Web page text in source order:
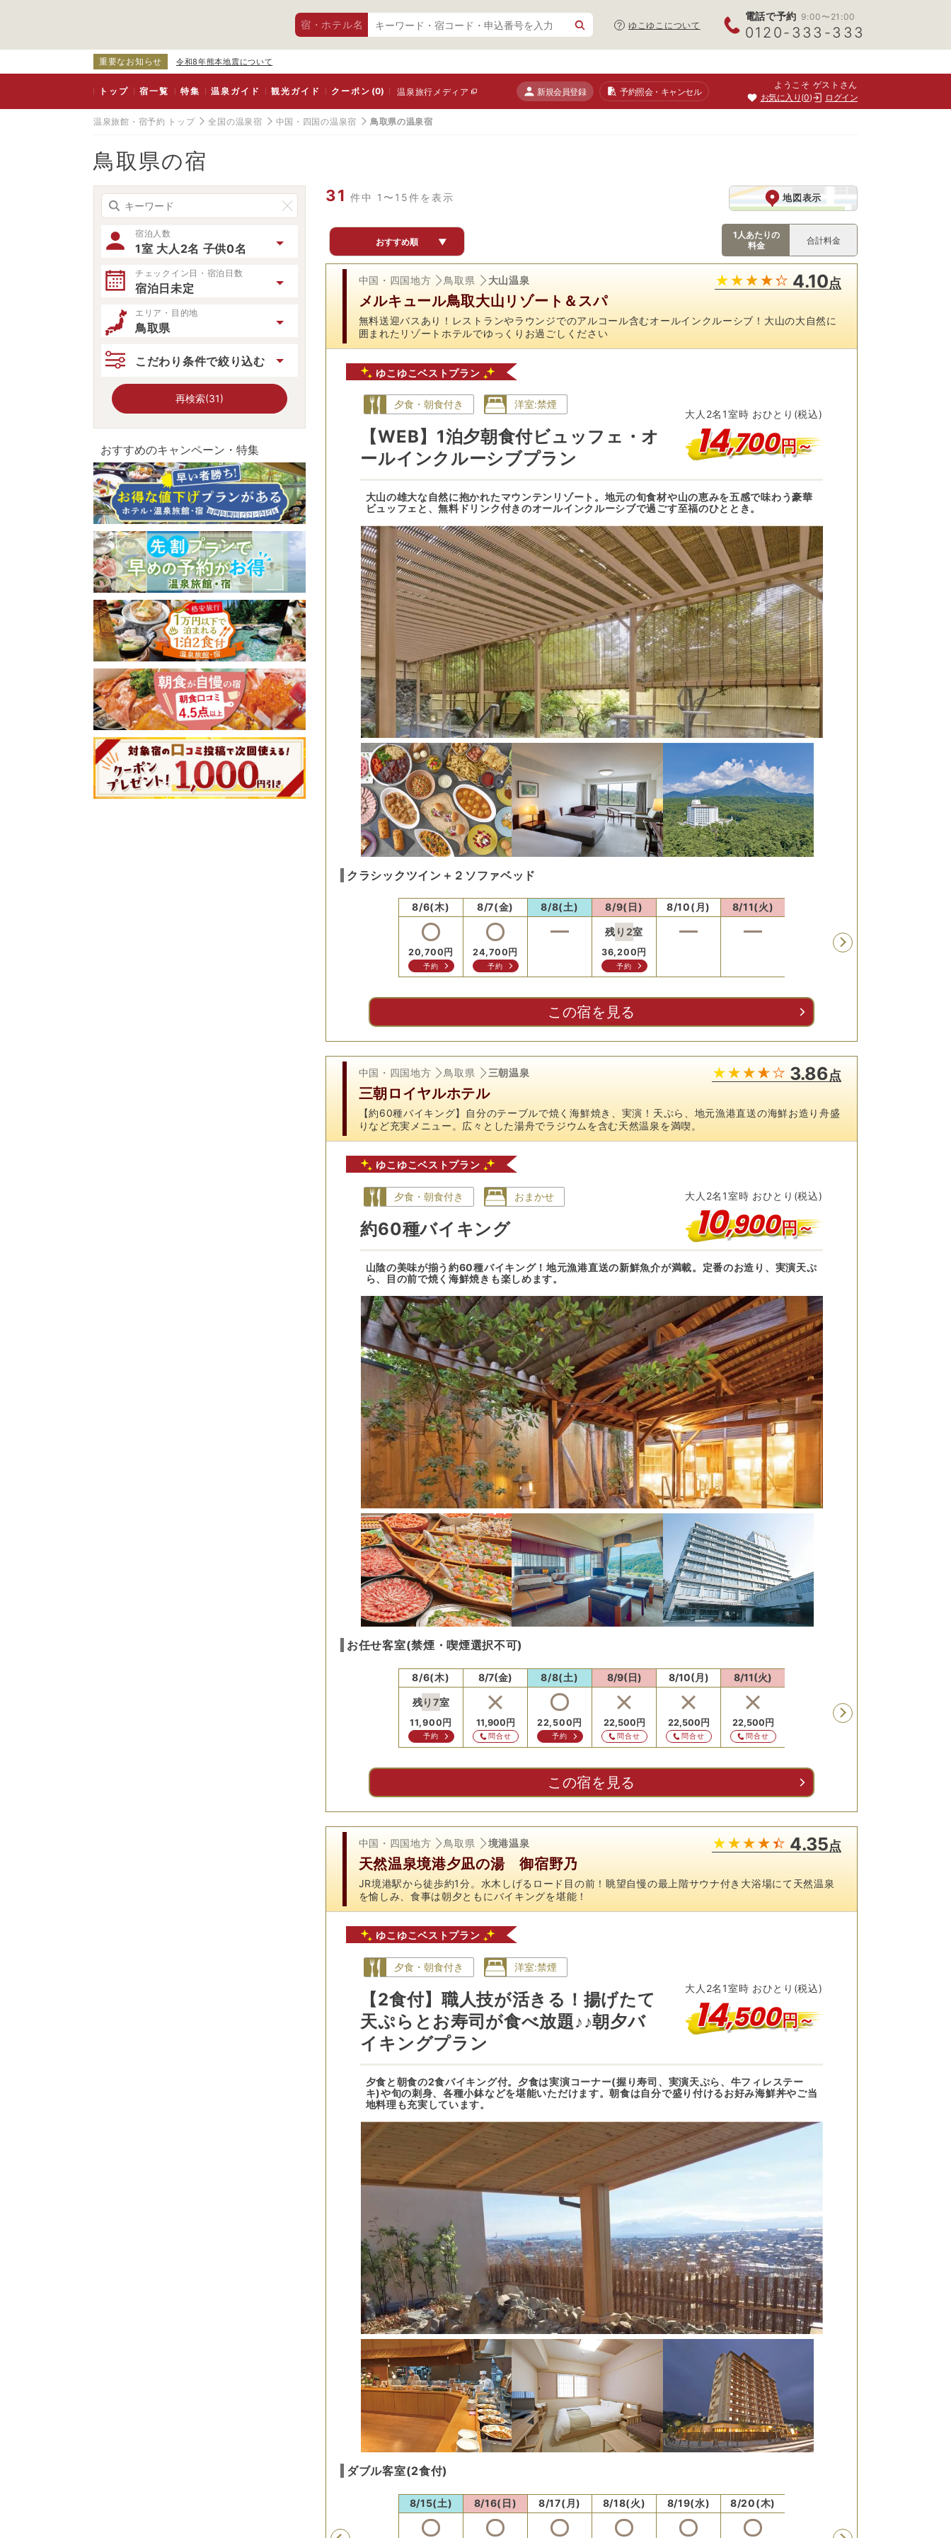
宿・ホテル名 ゆこゆこについて
電話で予約 9:00〜21:00
0120-333-333
重要なお知らせ 令和8年熊本地震について
トップ 宿一覧 特集 温泉ガイド 観光ガイド クーポン(0) 温泉旅行メディア 新規会員登録 予約照会・キャンセル
ようこそ ゲストさん
お気に入り 0 ログイン
温泉旅館・宿予約 トップ 全国の温泉宿 中国・四国の温泉宿 鳥取県の温泉宿
鳥取県の宿
宿泊人数
1室 大人2名 子供0名
チェックイン日・宿泊日数
宿泊日未定
エリア・目的地
鳥取県
こだわり条件で絞り込む
再検索(31)
おすすめのキャンペーン・特集
31 件中 1〜15件を表示 地図表示
おすすめ順 ▼
1人あたりの
料金
合計料金
中国・四国地方 鳥取県 大山温泉 4.10点
メルキュール鳥取大山リゾート＆スパ
無料送迎バスあり！レストランやラウンジでのアルコール含むオールインクルーシブ！大山の大自然に
囲まれたリゾートホテルでゆっくりお過ごしください
ゆこゆこベストプラン
夕食・朝食付き 洋室:禁煙
【WEB】1泊夕朝食付ビュッフェ・オ
ールインクルーシブプラン
大人 2名 1室時 おひとり(税込)
14,700円～
大山の雄大な自然に抱かれたマウンテンリゾート。地元の旬食材や山の恵みを五感で味わう豪華
ビュッフェと、無料ドリンク付きのオールインクルーシブで過ごす至福のひととき。
クラシックツイン＋２ソファベッド
8/6(木)
20,700 円
予約
8/7(金)
24,700 円
予約
8/8(土) 8/9(日)
残り 2室
36,200 円
予約
8/10(月) 8/11(火)
この宿を見る
中国・四国地方 鳥取県 三朝温泉 3.86点
三朝ロイヤルホテル
【約60種バイキング】自分のテーブルで焼く海鮮焼き、実演！天ぷら、地元漁港直送の海鮮お造り舟盛
りなど充実メニュー。広々とした湯舟でラジウムを含む天然温泉を満喫。
ゆこゆこベストプラン
夕食・朝食付き おまかせ
約60種バイキング
大人 2名 1室時 おひとり(税込)
10,900円～
山陰の美味が揃う約60種バイキング！地元漁港直送の新鮮魚介が満載。定番のお造り、実演天ぷ
ら、目の前で焼く海鮮焼きも楽しめます。
お任せ客室(禁煙・喫煙選択不可)
8/6(木)
残り 7室
11,900 円
予約
8/7(金)
11,900 円
問合せ
8/8(土)
22,500 円
予約
8/9(日)
22,500 円
問合せ
8/10(月)
22,500 円
問合せ
8/11(火)
22,500 円
問合せ
円
この宿を見る
中国・四国地方 鳥取県 境港温泉 4.35点
天然温泉境港夕凪の湯 御宿野乃
JR境港駅から徒歩約1分。水木しげるロード目の前！眺望自慢の最上階サウナ付き大浴場にて天然温泉
を愉しみ、食事は朝夕ともにバイキングを堪能！
ゆこゆこベストプラン
夕食・朝食付き 洋室:禁煙
【2食付】職人技が活きる！揚げたて
天ぷらとお寿司が食べ放題♪♪朝夕バ
イキングプラン
大人 2名 1室時 おひとり(税込)
14,500円～
夕食と朝食の2食バイキング付。夕食は実演コーナー(握り寿司、実演天ぷら、牛フィレステー
キ)や旬の刺身、各種小鉢などを堪能いただけます。朝食は自分で盛り付けるお好み海鮮丼やご当
地料理も充実しています。
ダブル客室(2食付)
8/15(土) 8/16(日) 8/17(月) 8/18(火) 8/19(水) 8/20(木)